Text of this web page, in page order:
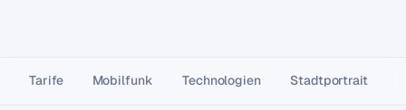
Tarife Mobilfunk Technologien Stadtportrait